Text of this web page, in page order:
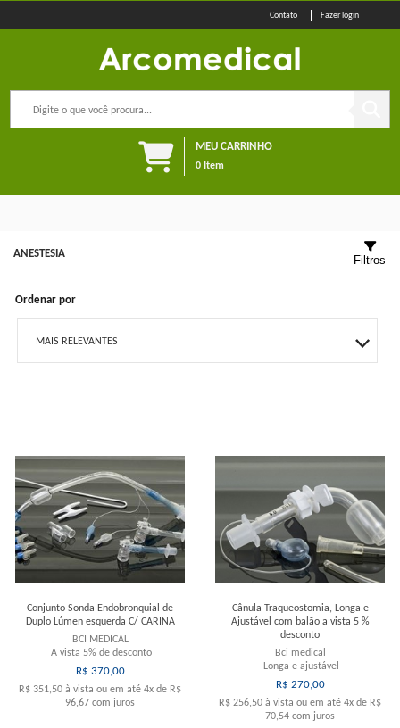
Fazer login
MEU CARRINHO
0 Item
ANESTESIA
Ordenar por
MAIS RELEVANTES
MAIOR PREÇO
A - Z
Filtros
Conjunto Sonda Endobronquial de
Duplo Lúmen esquerda C/ CARINA
BCI MEDICAL
A vista 5% de desconto
R$ 370,00
R$ 351,50 à vista ou em até 4x de R$
96,67 com juros
Cânula Traqueostomia, Longa e
Ajustável com balão a vista 5 %
desconto
Bci medical
Longa e ajustável
R$ 270,00
R$ 256,50 à vista ou em até 4x de R$
70,54 com juros